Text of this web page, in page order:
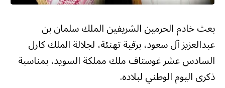
بعث خادم الحرمين الشريفين الملك سلمان بن
عبدالعزيز آل سعود، برقية تهنئة، لجلالة الملك كارل
السادس عشر غوستاف ملك مملكة السويد، بمناسبة
ذكرى اليوم الوطني لبلاده.